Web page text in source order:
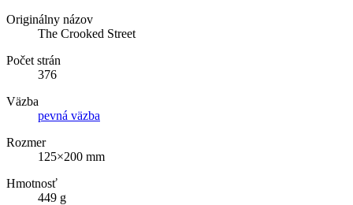
Originálny názov
The Crooked Street
Počet strán
376
Väzba
pevná väzba
Rozmer
125×200 mm
Hmotnosť
449 g